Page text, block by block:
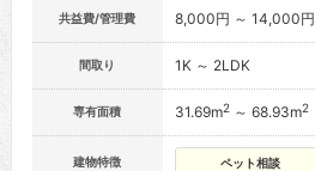
共益費/管理費 8,000円 ～ 14,000円
間取り 1K ～ 2LDK
専有面積 31.69m2～ 68.93m2
建物特徴 ペット相談